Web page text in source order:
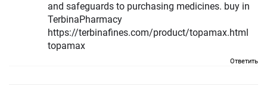
and safeguards to purchasing medicines. buy in
TerbinaPharmacy
https://terbinafines.com/product/topamax.html
topamax
Ответить